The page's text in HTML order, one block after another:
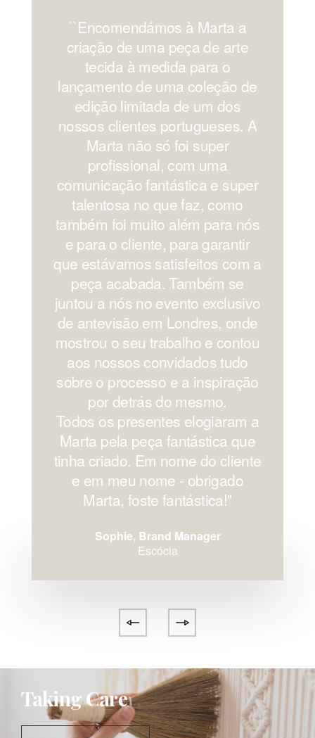
``Encomendámos à Marta a
criação de uma peça de arte
tecida à medida para o
lançamento de uma coleção de
edição limitada de um dos
nossos clientes portugueses. A
Marta não só foi super
profissional, com uma
comunicação fantástica e super
talentosa no que faz, como
também foi muito além para nós
e para o cliente, para garantir
que estávamos satisfeitos com a
peça acabada. Também se
juntou a nós no evento exclusivo
de antevisão em Londres, onde
mostrou o seu trabalho e contou
aos nossos convidados tudo
sobre o processo e a inspiração
por detrás do mesmo.
Todos os presentes elogiaram a
Marta pela peça fantástica que
tinha criado. Em nome do cliente
e em meu nome - obrigado
Marta, foste fantástica!''
Sophie, Brand Manager
Escócia
Taking Care